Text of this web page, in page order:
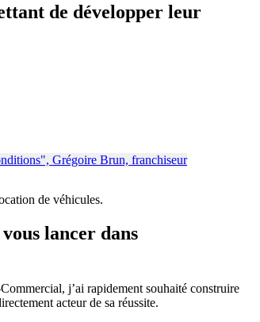
de développer leur
de véhicules.
lancer dans
j’ai rapidement souhaité construire
acteur de sa réussite.